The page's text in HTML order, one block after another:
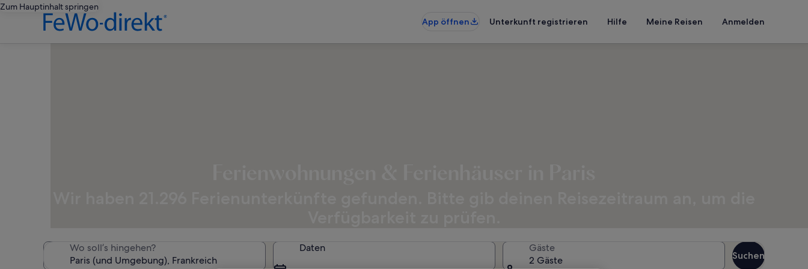
Zum Hauptinhalt springen
App öffnen
Unterkunft registrieren Hilfe Meine Reisen Anmelden
Wo soll’s hingehen? Daten
Gäste
2 Gäste
Suchen